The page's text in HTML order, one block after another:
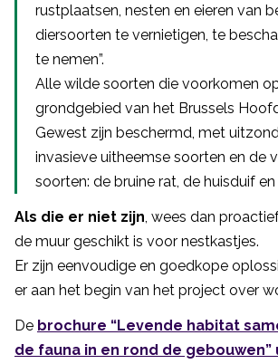
rustplaatsen, nesten en eieren van
diersoorten te vernietigen, te
te nemen”.
Alle wilde soorten die voorkomen
grondgebied van het Brussels
Gewest zijn beschermd, met
invasieve uitheemse soorten en de
soorten: de bruine rat, de huisduif
Als die er niet zijn , wees dan
de muur geschikt is voor nestkastjes.
Er zijn eenvoudige en goedkope
er aan het begin van het project over
De brochure “Levende habitat
de fauna in en rond de